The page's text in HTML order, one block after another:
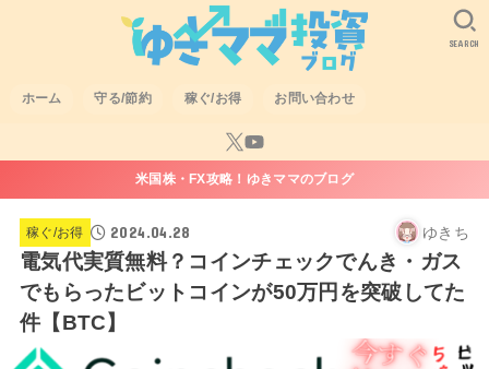
ホーム 守る/節約 稼ぐ/お得 お問い合わせ
SEARCH
米国株・FX攻略！ゆきママのブログ
稼ぐ/お得 2024.04.28 ゆきち
電気代実質無料？コインチェックでんき・ガス
でもらったビットコインが50万円を突破してた
件【BTC】